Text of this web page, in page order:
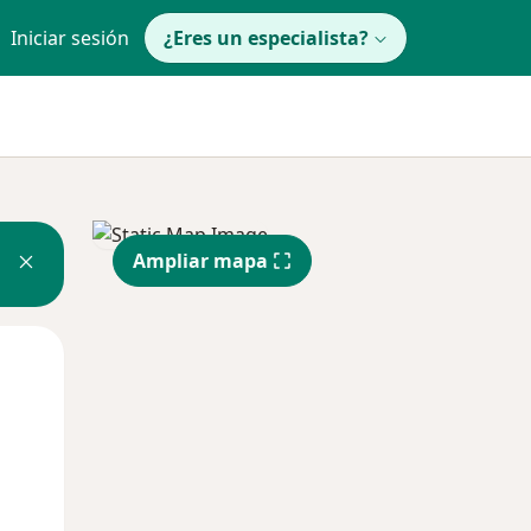
Iniciar sesión ¿Eres un especialista?
Ampliar mapa